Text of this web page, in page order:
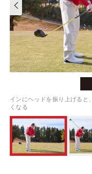
インにヘッドを振り上げると
くなる